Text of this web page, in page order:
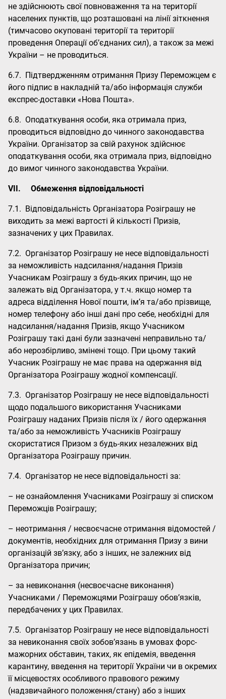
не здійснюють свої повноваження та на території
населених пунктів, що розташовані на лінії зіткнення
(тимчасово окуповані території та території
проведення Операції об’єднаних сил), а також за межі
України – не проводиться.
6.7. Підтвердженням отримання Призу Переможцем є
його підпис в накладній та/або інформація служби
експрес-доставки «Нова Пошта».
6.8. Оподаткування особи, яка отримала приз,
проводиться відповідно до чинного законодавства
України. Організатор за свій рахунок здійснює
оподаткування особи, яка отримала приз, відповідно
до вимог чинного законодавства України.
VII. Обмеження відповідальності
7.1. Відповідальність Організатора Розіграшу не
виходить за межі вартості й кількості Призів,
зазначених у цих Правилах.
7.2. Організатор Розіграшу не несе відповідальності
за неможливість надсилання/надання Призів
Учасникам Розіграшу з будь-яких причин, що не
залежать від Організатора, у т.ч. якщо номер та
адреса відділення Нової пошти, ім’я та/або прізвище,
номер телефону або інші дані про себе, необхідні для
надсилання/надання Призів, якщо Учасником
Розіграшу такі дані були зазначені неправильно та/
або нерозбірливо, змінені тощо. При цьому такий
Учасник Розіграшу не має права на одержання від
Організатора Розіграшу жодної компенсації.
7.3. Організатор Розіграшу не несе відповідальності
щодо подальшого використання Учасниками
Розіграшу наданих Призів після їх / його одержання
та/або за неможливість Учасників Розіграшу
скористатися Призом з будь-яких незалежних від
Організатора Розіграшу причин.
7.4. Організатор не несе відповідальності за:
– не ознайомлення Учасниками Розіграшу зі списком
Переможців Розіграшу;
– неотримання / несвоєчасне отримання відомостей /
документів, необхідних для отримання Призу з вини
організацій зв’язку, або з інших, не залежних від
Організатора причин;
– за невиконання (несвоєчасне виконання)
Учасниками / Переможцями Розіграшу обов’язків,
передбачених у цих Правилах.
7.5. Організатор Розіграшу не несе відповідальності
за невиконання своїх зобов’язань в умовах форс-
мажорних обставин, таких, як епідемія, введення
карантину, введення на території України чи в окремих
її місцевостях особливого правового режиму
(надзвичайного положення/стану) або з інших